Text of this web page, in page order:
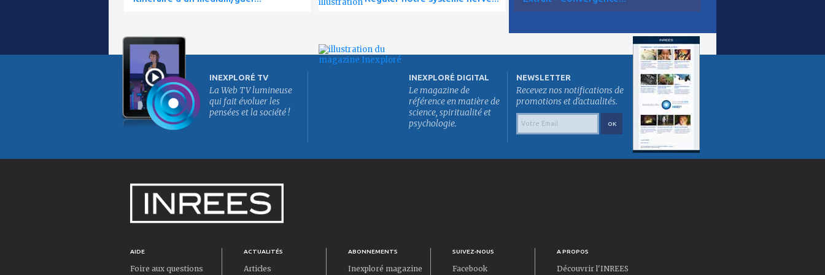
INEXPLORÉ TV
La Web TV lumineuse
qui fait évoluer les
pensées et la société !
INEXPLORÉ DIGITAL
Le magazine de
référence en matière de
science, spiritualité et
psychologie.
NEWSLETTER
Recevez nos notifications de
promotions et d'actualités.
AIDE
Foire aux questions
ACTUALITÉS
Articles
ABONNEMENTS
Inexploré magazine
SUIVEZ-NOUS
Facebook
A PROPOS
Découvrir l'INREES